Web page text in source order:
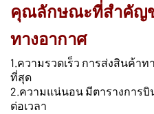
คุณลักษณะที่สำคัญ
ทางอากาศ
1.ความรวดเร็ว การส่งสินค้า
ที่สุด
2.ความแน่นอน มีตารางการ
ต่อเวลา